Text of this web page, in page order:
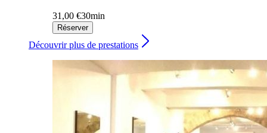
31,00 €30min
Réserver
Découvrir plus de prestations